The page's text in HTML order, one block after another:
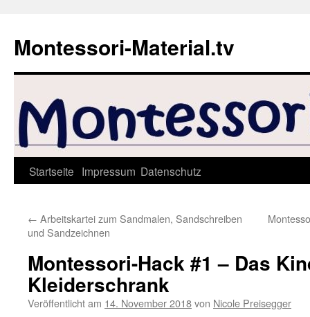
springen
Montessori-Material.tv
Startseite Impressum Datenschutz
← Arbeitskartei zum Sandmalen, Sandschreiben
und Sandzeichnen
Montessori-Hack #1 – Das
Kleiderschrank
Veröffentlicht am 14. November 2018von Nicole Preisegger